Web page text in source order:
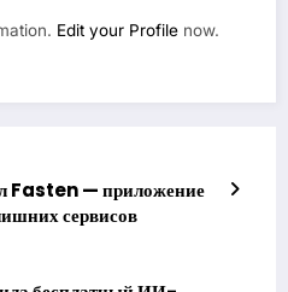
Edit your Profile now.
Fasten — приложение
сервисов